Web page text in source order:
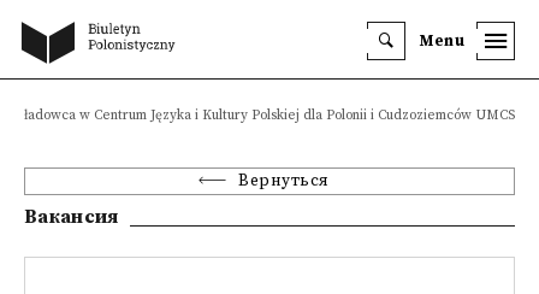
Menu
w Centrum Języka i Kultury Polskiej dla Polonii i Cudzoziemców UMCS
Вернуться
Вакансия